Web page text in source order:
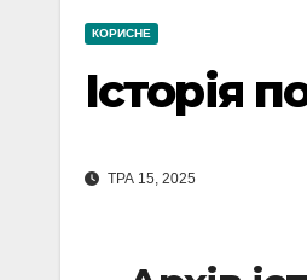
КОРИСНЕ
Історія
ТРА 15, 2025